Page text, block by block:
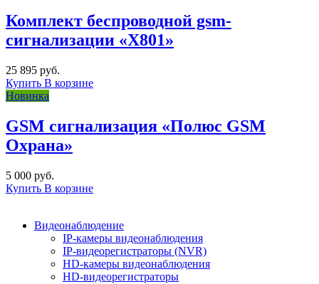
Комплект беспроводной gsm-
сигнализации «X801»
25 895 руб.
Купить В корзине
Новинка
GSM сигнализация «Полюс GSM
Охрана»
5 000 руб.
Купить В корзине
Видеонаблюдение
IP-камеры видеонаблюдения
IP-видеорегистраторы (NVR)
HD-камеры видеонаблюдения
HD-видеорегистраторы